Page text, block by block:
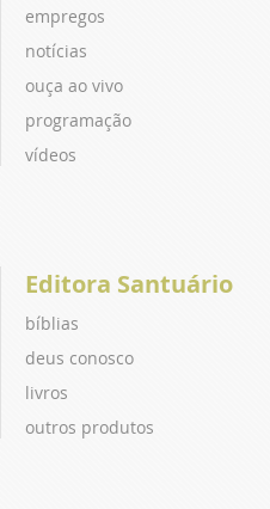
empregos
notícias
ouça ao vivo
programação
vídeos
Editora Santuário
bíblias
deus conosco
livros
outros produtos